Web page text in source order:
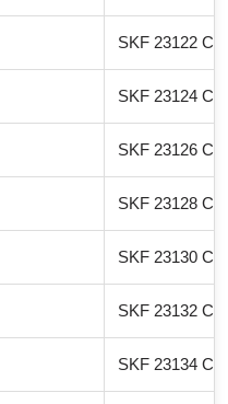
SKF 23122
SKF 23124
SKF 23126
SKF 23128
SKF 23130
SKF 23132
SKF 23134